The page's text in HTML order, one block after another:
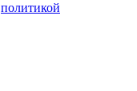
политикой